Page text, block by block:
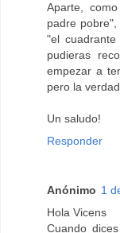
Aparte,
padre
"el
pudieras
empezar a
pero la
Un saludo!
Responder
Anónimo 1
Hola Vicens
Cuando